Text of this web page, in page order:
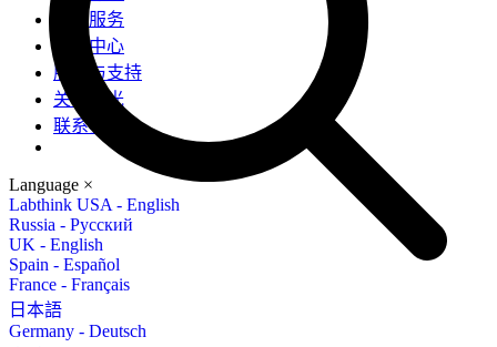
检测服务
新闻中心
服务与支持
关于兰光
联系我们
Language ×
Labthink USA - English
Russia - Русский
UK - English
Spain - Español
France - Français
日本語
Germany - Deutsch